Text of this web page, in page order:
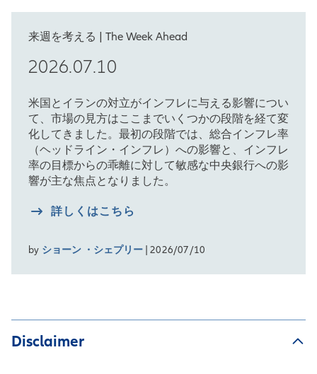
来週を考える | The Week Ahead
2026.07.10
米国とイランの対立がインフレに与える影響につい
て、市場の見方はここまでいくつかの段階を経て変
化してきました。最初の段階では、総合インフレ率
（ヘッドライン・インフレ）への影響と、インフレ
率の目標からの乖離に対して敏感な中央銀行への影
響が主な焦点となりました。
詳しくはこちら
by ショーン ・シェプリー| 2026/07/10
Disclaimer